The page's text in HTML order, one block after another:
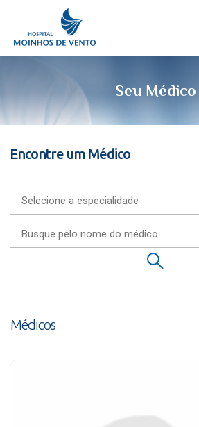
Seu Médico
Encontre um Médico
Selecione a especialidade
Selecione a especialidade
Médicos